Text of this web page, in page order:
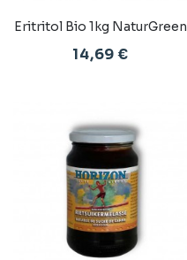
Eritritol Bio 1kg NaturGreen
14,69 €